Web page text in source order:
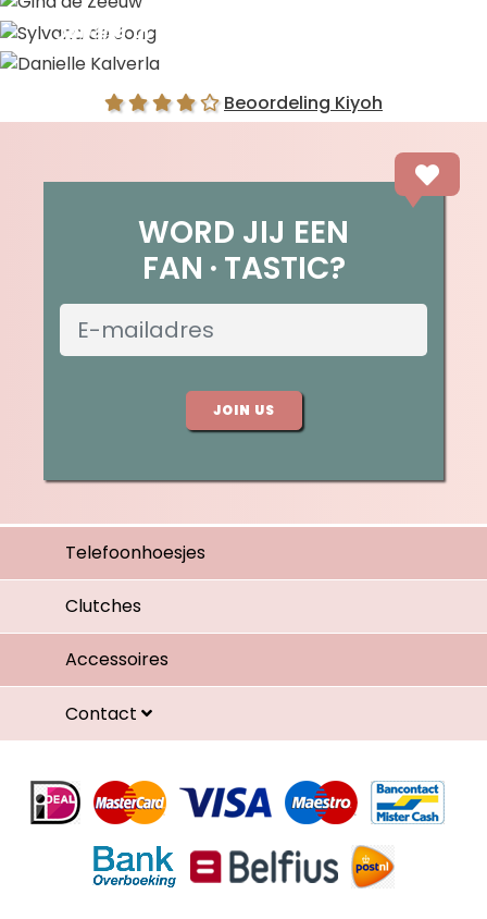
Sylvana de Jong
Beoordeling Kiyoh
WORD JIJ EEN
FAN TASTIC?
JOIN US
Telefoonhoesjes
Clutches
Accessoires
Contact